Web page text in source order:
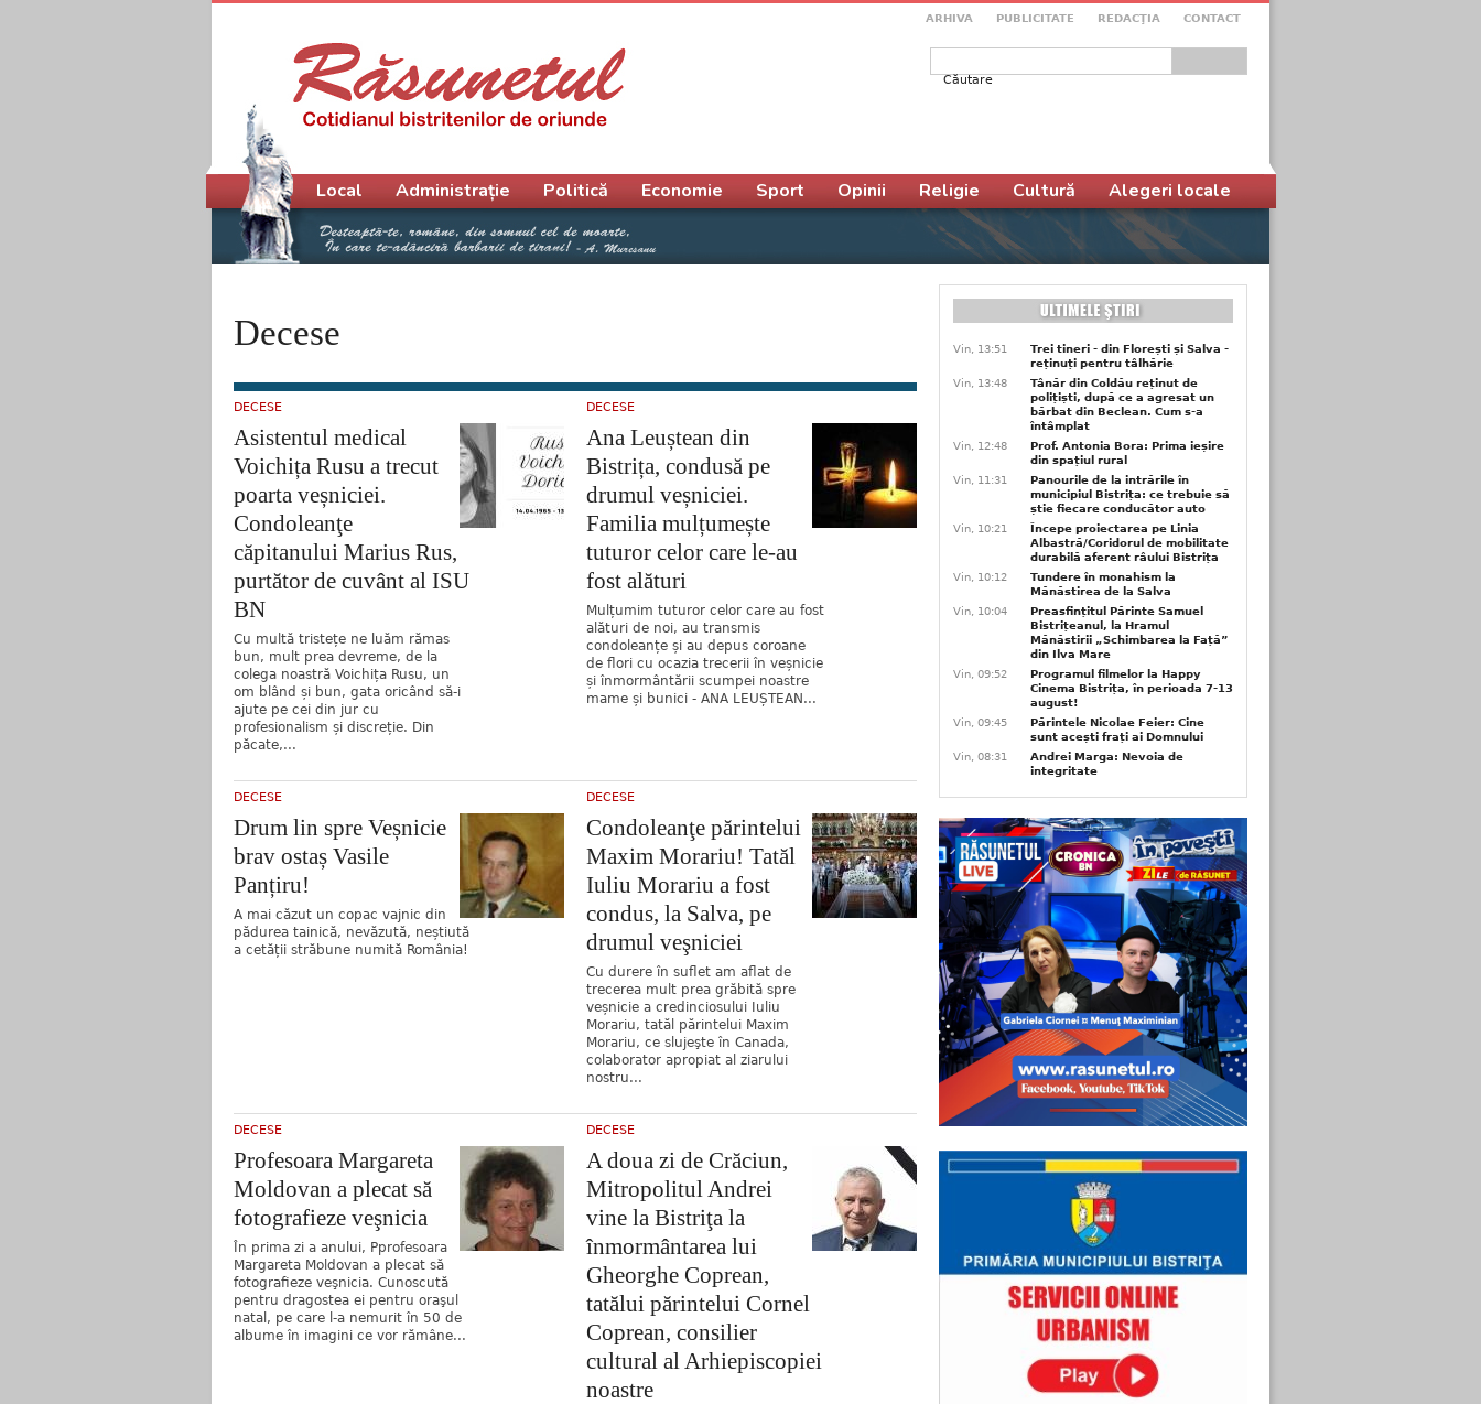
ARHIVA PUBLICITATE REDACŢIA CONTACT
Formular de căutare
Decese
DECESE
Asistentul medical
Voichița Rusu a trecut
poarta veșniciei.
Condoleanţe
căpitanului Marius Rus,
purtător de cuvânt al ISU
BN
Cu multă tristețe ne luăm rămas
bun, mult prea devreme, de la
colega noastră Voichița Rusu, un
om blând și bun, gata oricând să-i
ajute pe cei din jur cu
profesionalism și discreție. Din
păcate,...
DECESE
Ana Leuștean din
Bistrița, condusă pe
drumul veșniciei.
Familia mulțumește
tuturor celor care le-au
fost alături
Mulțumim tuturor celor care au fost
alături de noi, au transmis
condoleanțe și au depus coroane
de flori cu ocazia trecerii în veșnicie
și înmormântării scumpei noastre
mame și bunici - ANA LEUȘTEAN...
DECESE
Drum lin spre Veșnicie
brav ostaș Vasile
Panțiru!
A mai căzut un copac vajnic din
pădurea tainică, nevăzută, neștiută
a cetății străbune numită România!
DECESE
Condoleanţe părintelui
Maxim Morariu! Tatăl
Iuliu Morariu a fost
condus, la Salva, pe
drumul veşniciei
Cu durere în suflet am aflat de
trecerea mult prea grăbită spre
veșnicie a credinciosului Iuliu
Morariu, tatăl părintelui Maxim
Morariu, ce slujeşte în Canada,
colaborator apropiat al ziarului
nostru...
DECESE
Profesoara Margareta
Moldovan a plecat să
fotografieze veşnicia
În prima zi a anului, Pprofesoara
Margareta Moldovan a plecat să
fotografieze veşnicia. Cunoscută
pentru dragostea ei pentru oraşul
natal, pe care l-a nemurit în 50 de
albume în imagini ce vor rămâne...
DECESE
A doua zi de Crăciun,
Mitropolitul Andrei
vine la Bistriţa la
înmormântarea lui
Gheorghe Coprean,
tatălui părintelui Cornel
Coprean, consilier
cultural al Arhiepiscopiei
noastre
Meniu principal
Local Administrație Politică Economie Sport Opinii Religie Cultură Alegeri locale
Vin, 13:51
Trei tineri - din Florești și Salva -
reținuți pentru tâlhărie
Vin, 13:48
Tânăr din Coldău reținut de
polițiști, după ce a agresat un
bărbat din Beclean. Cum s-a
întâmplat
Vin, 12:48
Prof. Antonia Bora: Prima ieșire
din spațiul rural
Vin, 11:31
Panourile de la intrările în
municipiul Bistrița: ce trebuie să
știe fiecare conducător auto
Vin, 10:21
Începe proiectarea pe Linia
Albastră/Coridorul de mobilitate
durabilă aferent râului Bistrița
Vin, 10:12
Tundere în monahism la
Mănăstirea de la Salva
Vin, 10:04
Preasfințitul Părinte Samuel
Bistrițeanul, la Hramul
Mănăstirii „Schimbarea la Față”
din Ilva Mare
Vin, 09:52
Programul filmelor la Happy
Cinema Bistrița, în perioada 7-13
august!
Vin, 09:45
Părintele Nicolae Feier: Cine
sunt acești frați ai Domnului
Vin, 08:31
Andrei Marga: Nevoia de
integritate